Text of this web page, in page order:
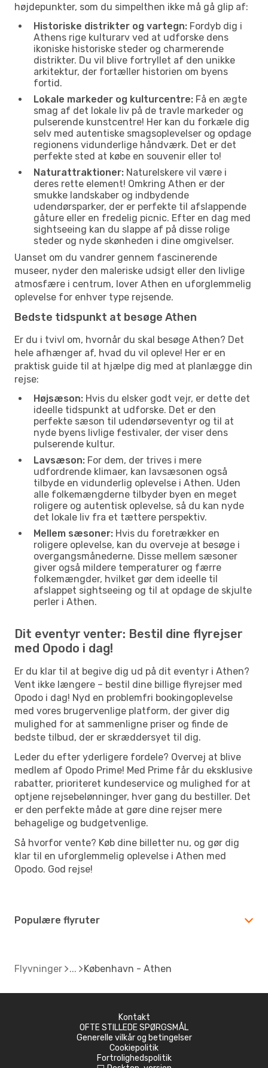
højdepunkter, som du simpelthen ikke må gå glip af:
Historiske distrikter og vartegn: Fordyb dig i
Athens rige kulturarv ved at udforske dens
ikoniske historiske steder og charmerende
distrikter. Du vil blive fortryllet af den unikke
arkitektur, der fortæller historien om byens
fortid.
Lokale markeder og kulturcentre: Få en ægte
smag af det lokale liv på de travle markeder og
pulserende kunstcentre! Her kan du forkæle dig
selv med autentiske smagsoplevelser og opdage
regionens vidunderlige håndværk. Det er det
perfekte sted at købe en souvenir eller to!
Naturattraktioner: Naturelskere vil være i
deres rette element! Omkring Athen er der
smukke landskaber og indbydende
udendørsparker, der er perfekte til afslappende
gåture eller en fredelig picnic. Efter en dag med
sightseeing kan du slappe af på disse rolige
steder og nyde skønheden i dine omgivelser.
Uanset om du vandrer gennem fascinerende
museer, nyder den maleriske udsigt eller den livlige
atmosfære i centrum, lover Athen en uforglemmelig
oplevelse for enhver type rejsende.
Bedste tidspunkt at besøge Athen
Er du i tvivl om, hvornår du skal besøge Athen? Det
hele afhænger af, hvad du vil opleve! Her er en
praktisk guide til at hjælpe dig med at planlægge din
rejse:
Højsæson: Hvis du elsker godt vejr, er dette det
ideelle tidspunkt at udforske. Det er den
perfekte sæson til udendørseventyr og til at
nyde byens livlige festivaler, der viser dens
pulserende kultur.
Lavsæson: For dem, der trives i mere
udfordrende klimaer, kan lavsæsonen også
tilbyde en vidunderlig oplevelse i Athen. Uden
alle folkemængderne tilbyder byen en meget
roligere og autentisk oplevelse, så du kan nyde
det lokale liv fra et tættere perspektiv.
Mellem sæsoner: Hvis du foretrækker en
roligere oplevelse, kan du overveje at besøge i
overgangsmånederne. Disse mellem sæsoner
giver også mildere temperaturer og færre
folkemængder, hvilket gør dem ideelle til
afslappet sightseeing og til at opdage de skjulte
perler i Athen.
Dit eventyr venter: Bestil dine flyrejser
med Opodo i dag!
Er du klar til at begive dig ud på dit eventyr i Athen?
Vent ikke længere – bestil dine billige flyrejser med
Opodo i dag! Nyd en problemfri bookingoplevelse
med vores brugervenlige platform, der giver dig
mulighed for at sammenligne priser og finde de
bedste tilbud, der er skræddersyet til dig.
Leder du efter yderligere fordele? Overvej at blive
medlem af Opodo Prime! Med Prime får du eksklusive
rabatter, prioriteret kundeservice og mulighed for at
optjene rejsebelønninger, hver gang du bestiller. Det
er den perfekte måde at gøre dine rejser mere
behagelige og budgetvenlige.
Så hvorfor vente? Køb dine billetter nu, og gør dig
klar til en uforglemmelig oplevelse i Athen med
Opodo. God rejse!
Populære flyruter
Flyvninger København - Athen
Kontakt
OFTE STILLEDE SPØRGSMÅL
Generelle vilkår og betingelser
Cookiepolitik
Fortrolighedspolitik